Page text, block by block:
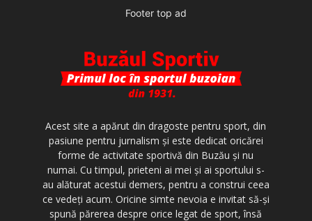
Footer top ad
Acest site a apărut din dragoste pentru sport, din
pasiune pentru jurnalism şi este dedicat oricărei
forme de activitate sportivă din Buzău şi nu
numai. Cu timpul, prieteni ai mei şi ai sportului s-
au alăturat acestui demers, pentru a construi ceea
ce vedeţi acum. Oricine simte nevoia e invitat să-şi
spună părerea despre orice legat de sport, însă